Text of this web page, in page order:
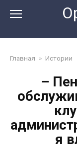
Главная » Истории
–
я